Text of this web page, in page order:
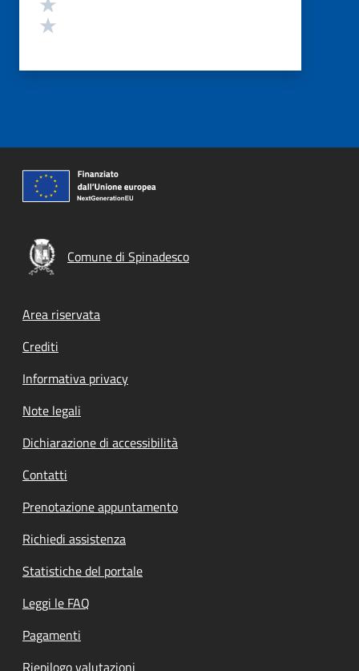
Comune di Spinadesco
Footer menu
Area riservata
Crediti
Informativa privacy
Note legali
Dichiarazione di accessibilità
Contatti
Prenotazione appuntamento
Richiedi assistenza
Statistiche del portale
Leggi le FAQ
Pagamenti